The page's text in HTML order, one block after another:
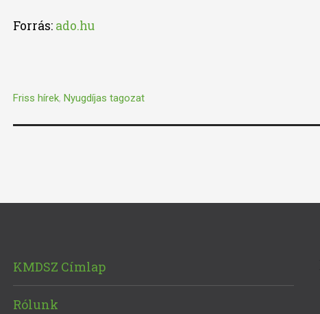
Forrás: ado.hu
Friss hírek, Nyugdíjas tagozat
KMDSZ Címlap
Rólunk